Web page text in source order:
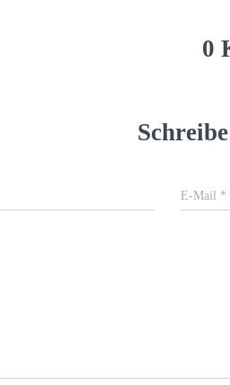
0
E-Mail *